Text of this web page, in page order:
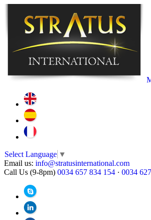
Select Language ▼
Email us: info@stratusinternational.com
Call Us (9-8pm) 0034 657 834 154 · 0034